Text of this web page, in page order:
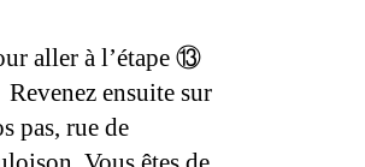
aller à l’étape ⑬
ensuite sur
pas, rue de